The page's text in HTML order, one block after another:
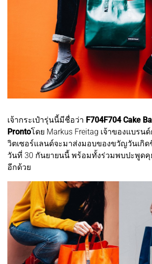
เจ้ากระเป๋ารุ่นนี้มีชื่อว่า F704F704 Cake
Prontoโดย Markus Freitag เจ้าของแบรน
วิตเซอร์แลนด์จะมาส่งมอบของขวัญวันเกิด
วันที่ 30 กันยายนนี้ พร้อมทั้งร่วมพบปะพูด
อีกด้วย